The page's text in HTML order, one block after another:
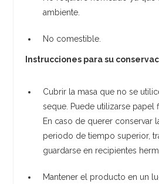
ambiente.
No comestible.
Instrucciones para su
Cubrir la masa que no se
seque. Puede utilizarse papel
En caso de querer conservar
periodo de tiempo superior,
guardarse en recipientes
Mantener el producto en un